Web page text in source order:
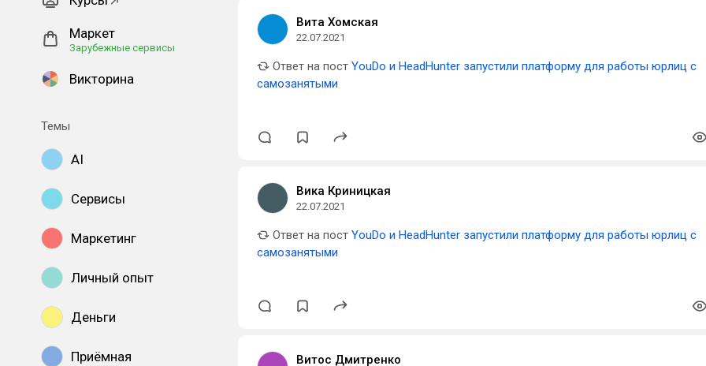
Маркет
Зарубежные сервисы
Викторина
Темы
AI
Сервисы
Маркетинг
Личный опыт
Деньги
Приёмная
Вита Хомская
22.07.2021
Ответ на пост YouDo и HeadHunter запустили платформу для работы юрлиц с
самозанятыми
Вика Криницкая
22.07.2021
Ответ на пост YouDo и HeadHunter запустили платформу для работы юрлиц с
самозанятыми
Витос Дмитренко